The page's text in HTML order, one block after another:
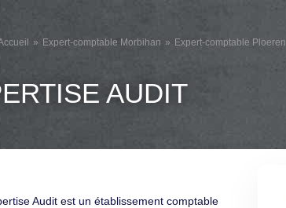
Expert-comptable Morbihan Expert-comptable Ploeren
AUDIT
Audit est un établissement comptable